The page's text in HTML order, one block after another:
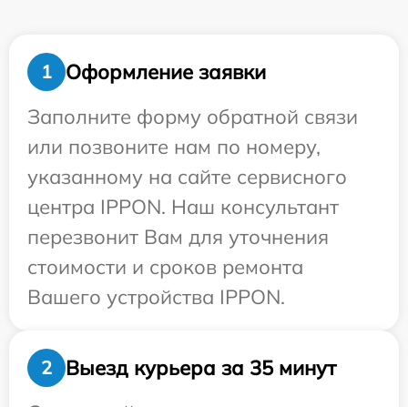
1
Оформление заявки
Заполните форму обратной связи
или позвоните нам по номеру,
указанному на сайте сервисного
центра IPPON. Наш консультант
перезвонит Вам для уточнения
стоимости и сроков ремонта
Вашего устройства IPPON.
2
Выезд курьера за 35 минут